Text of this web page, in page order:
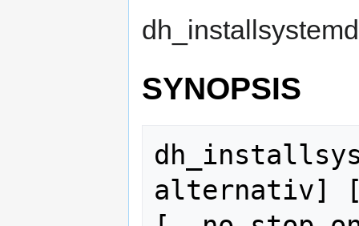
SYNOPSIS
alternativ]